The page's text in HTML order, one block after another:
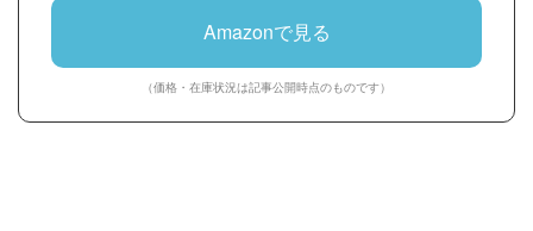
Amazonで見る
（価格・在庫状況は記事公開時点のものです）